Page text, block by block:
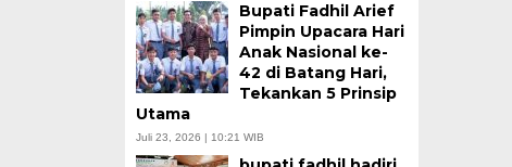
Bupati Fadhil Arief
Pimpin Upacara Hari
Anak Nasional ke-
42 di Batang Hari,
Tekankan 5 Prinsip
Utama
Juli 23, 2026 | 10:21 WIB